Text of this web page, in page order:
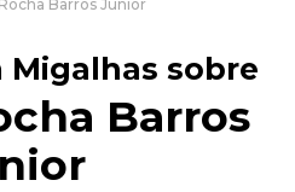
Barros Junior
Migalhas sobre
Barros